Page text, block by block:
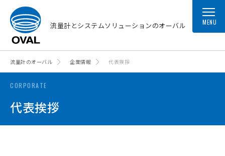
流量計とシステムソリューションのオーバル MENU
流量計のオーバル 企業情報 代表挨拶
CORPORATE
代表挨拶